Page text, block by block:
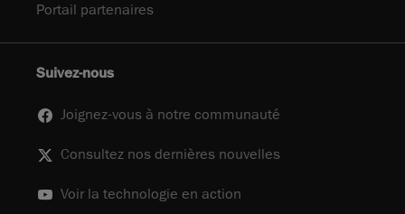
Portail partenaires
Suivez-nous
Joignez-vous à notre communauté
Consultez nos dernières nouvelles
Voir la technologie en action